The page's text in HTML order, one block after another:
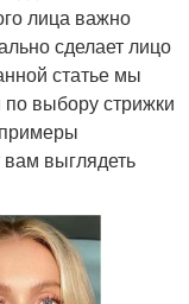
лица важно
сделает лицо
статье мы
выбору стрижки
выглядеть